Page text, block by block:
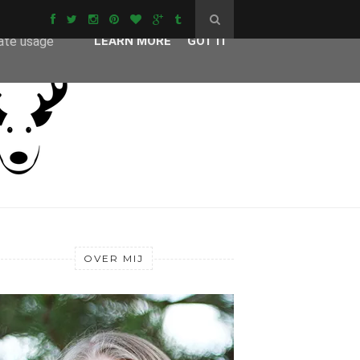
OVER MIJ
agent
usage
LEARN MORE GOT IT